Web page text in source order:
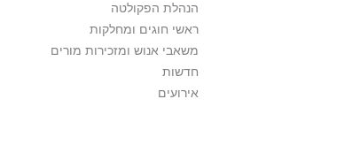
הנהלת הפקולטה
ראשי חוגים ומחלקות
משאבי אנוש ומזכירות מורים
חדשות
אירועים